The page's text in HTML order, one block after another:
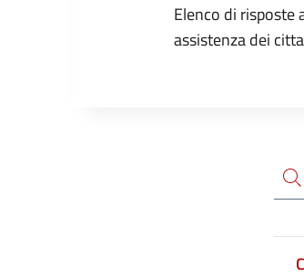
Elenco di risposte
assistenza dei
cerca